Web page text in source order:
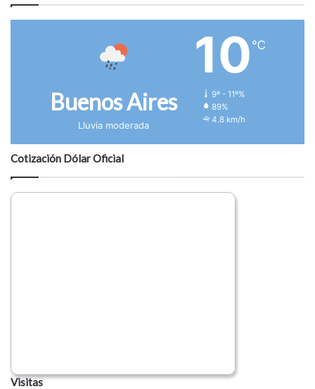
Buenos Aires
Lluvia moderada
10 ℃
9º - 11º%
89%
4.8 km/h
Cotización Dólar Oficial
Visitas